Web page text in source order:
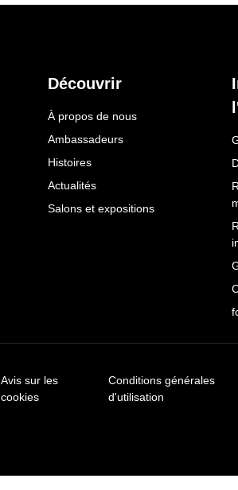
Découvrir
À propos de nous
Ambassadeurs
Histoires
Actualités
Salons et expositions
Avis sur les
cookies
Conditions générales
d'utilisation